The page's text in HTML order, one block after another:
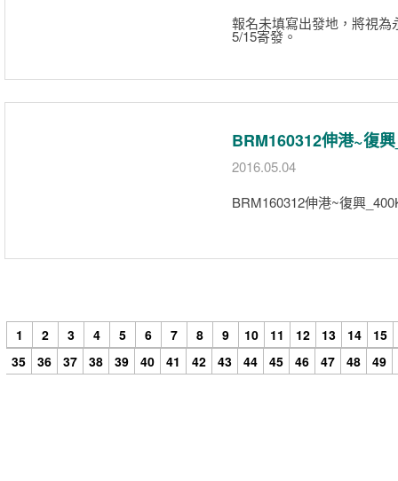
報名未填寫出發地，將視
5/15寄發。
BRM160312伸港~復
2016.05.04
BRM160312伸港~復興
1 2 3 4 5 6 7 8 9 10 11 12 13 14
15
35
36 37 38 39 40 41 42 43 44 45 46 47 48 49